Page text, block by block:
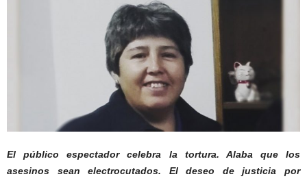
El público espectador celebra la tortura. Alaba que los
asesinos sean electrocutados. El deseo de justicia por